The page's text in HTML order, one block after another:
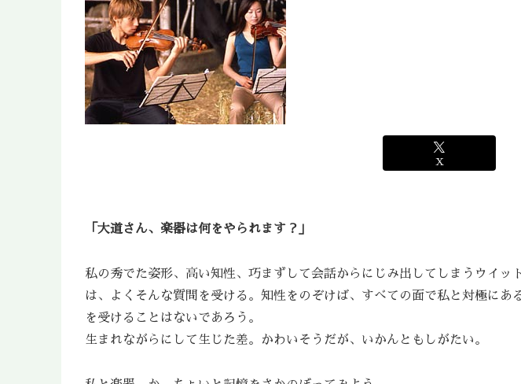
X
「大道さん、楽器は何をやられます？」
私の秀でた姿形、高い知性、巧まずして会話からにじみ出してしまうウイッ
は、よくそんな質問を受ける。知性をのぞけば、すべての面で私と対極に
を受けることはないであろう。
生まれながらにして生じた差。かわいそうだが、いかんともしがたい。